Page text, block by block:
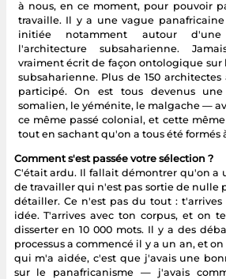
à nous, en ce moment, pour pouvoir
travaille. Il y a une vague panafricaine
initiée notamment autour d'une
l'architecture subsaharienne.
vraiment écrit de façon ontologique sur
subsaharienne. Plus de 150
participé. On est tous devenus
somalien, le yéménite, le malgache —
ce même passé colonial, et cette
tout en sachant qu'on a tous été formés
Comment s'est passée votre sélection ?
C'était ardu. Il fallait démontrer qu'on a
de travailler qui n'est pas sortie de
détailler. Ce n'est pas du tout :
idée. T'arrives avec ton corpus, et on
disserter en 10 000 mots. Il y a des
processus a commencé il y a un an, et
qui m'a aidée, c'est que j'avais une
sur le panafricanisme — j'avais